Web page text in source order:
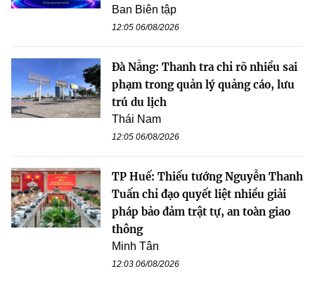
Ban Biên tập
12:05 06/08/2026
Đà Nẵng: Thanh tra chỉ rõ nhiều sai
phạm trong quản lý quảng cáo, lưu
trú du lịch
Thái Nam
12:05 06/08/2026
TP Huế: Thiếu tướng Nguyễn Thanh
Tuấn chỉ đạo quyết liệt nhiều giải
pháp bảo đảm trật tự, an toàn giao
thông
Minh Tân
12:03 06/08/2026